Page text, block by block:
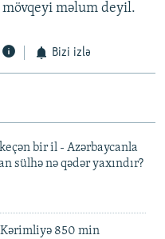
məlum deyil.
Bizi izlə
keçən bir il - Azərbaycanla
sülhə nə qədər yaxındır?
850 min